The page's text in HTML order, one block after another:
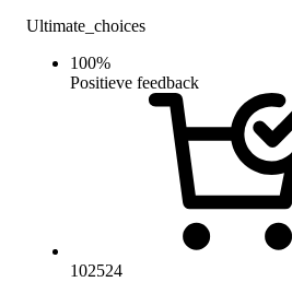
Ultimate_choices
100%
Positieve feedback
102524